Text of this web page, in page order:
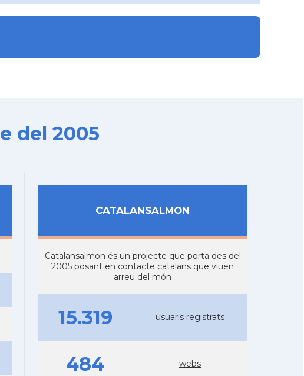
del 2005
CATALANSALMON
Catalansalmon és un projecte que porta des del
2005 posant en contacte catalans que viuen
arreu del món
15.319 usuaris registrats
484 webs